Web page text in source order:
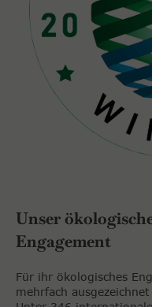
Unser
Engagement
Für ihr ökologisches
mehrfach